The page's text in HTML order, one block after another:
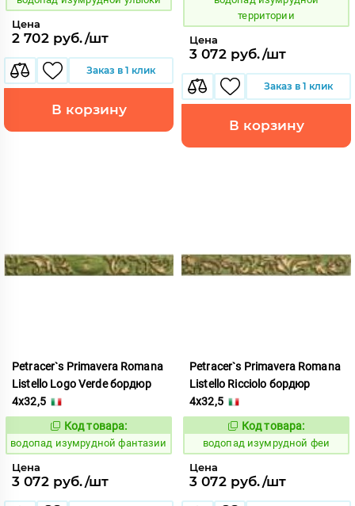
Цена
2 702 руб./шт
Заказ в 1 клик
В корзину
территории
Цена
3 072 руб./шт
Заказ в 1 клик
В корзину
Petracer`s Primavera Romana
Listello Logo Verde бордюр
4x32,5
191862
Код товара:
водопад изумрудной фантазии
Цена
3 072 руб./шт
Petracer`s Primavera Romana
Listello Ricciolo бордюр
4x32,5
191863
Код товара:
водопад изумрудной феи
Цена
3 072 руб./шт